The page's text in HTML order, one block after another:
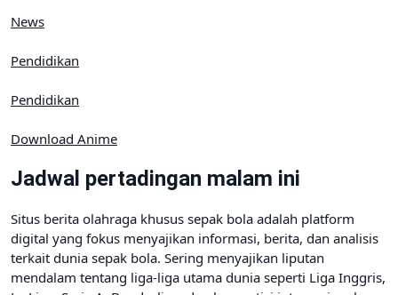
News
Pendidikan
Pendidikan
Download Anime
Jadwal pertadingan malam ini
Situs berita olahraga khusus sepak bola adalah platform
digital yang fokus menyajikan informasi, berita, dan analisis
terkait dunia sepak bola. Sering menyajikan liputan
mendalam tentang liga-liga utama dunia seperti Liga Inggris,